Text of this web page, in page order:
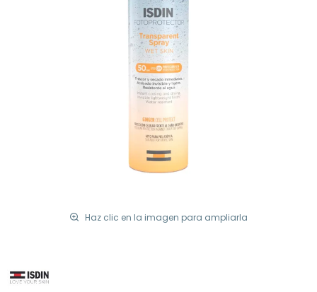
Haz clic en la imagen para ampliarla